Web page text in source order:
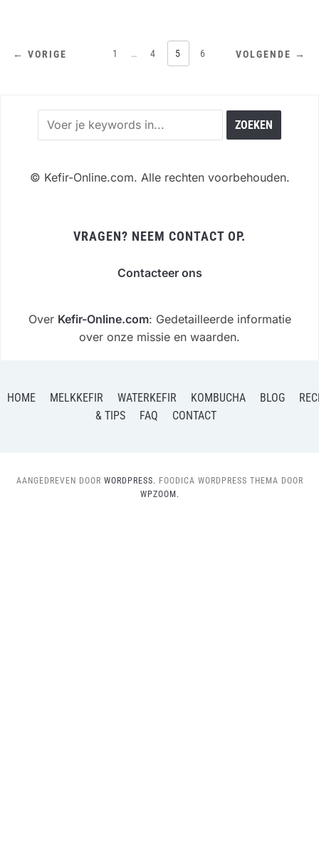
BERICHTEN
← VORIGE 1 … 4 5 6 VOLGENDE →
© Kefir-Online.com. Alle rechten voorbehouden.
VRAGEN? NEEM CONTACT OP.
Contacteer ons
Over Kefir-Online.com: Gedetailleerde informatie
over onze missie en waarden.
HOME MELKKEFIR WATERKEFIR KOMBUCHA BLOG
& TIPS
FAQ CONTACT
AANGEDREVEN DOOR WORDPRESS. FOODICA WORDPRESS THEMA DOOR
WPZOOM.